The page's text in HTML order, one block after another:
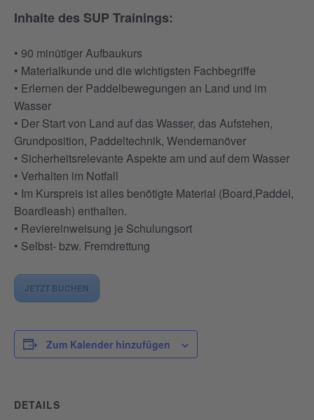
Inhalte des SUP Trainings:
• 90 minütiger Aufbaukurs
• Materialkunde und die wichtigsten Fachbegriffe
• Erlernen der Paddelbewegungen an Land und im
Wasser
• Der Start von Land auf das Wasser, das Aufstehen,
Grundposition, Paddeltechnik, Wendemanöver
• Sicherheitsrelevante Aspekte am und auf dem Wasser
• Verhalten im Notfall
• Im Kurspreis ist alles benötigte Material (Board,Paddel,
Boardleash) enthalten.
• Reviereinweisung je Schulungsort
• Selbst- bzw. Fremdrettung
JETZT BUCHEN
Zum Kalender hinzufügen
DETAILS